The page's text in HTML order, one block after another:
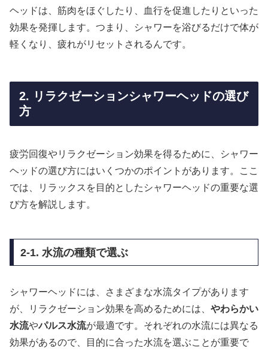
ヘッドは、筋肉をほぐしたり、血行を促進したりといった
効果を発揮します。つまり、シャワーを浴びるだけで体が
軽くなり、疲れがリセットされるんです。
2. リラクゼーションシャワーヘッドの選び
方
疲労回復やリラクゼーション効果を得るために、シャワー
ヘッドの選び方にはいくつかのポイントがあります。ここ
では、リラックスを目的としたシャワーヘッドの重要な選
び方を解説します。
2-1. 水流の種類で選ぶ
シャワーヘッドには、さまざまな水流タイプがあります
が、リラクゼーション効果を高めるためには、 やわらかい
水流やパルス水流が最適です。それぞれの水流には異なる
効果があるので、目的に合った水流を選ぶことが重要で